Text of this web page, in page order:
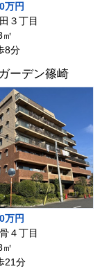
万円
３丁目
8分
ーデン篠崎
万円
４丁目
21分